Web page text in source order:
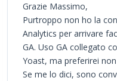
Grazie Massimo,
Purtroppo non ho la
Analytics per arrivare
GA. Uso GA collegato
Yoast, ma preferirei
Se me lo dici, sono